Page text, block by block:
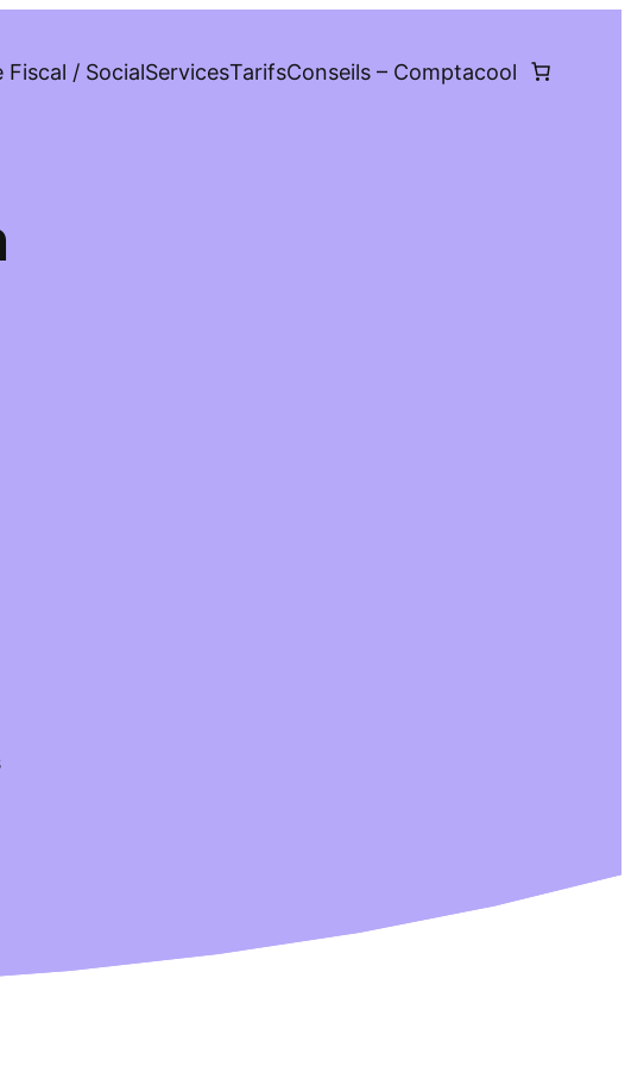
Fiscal / SocialServicesTarifsConseils – Comptacool